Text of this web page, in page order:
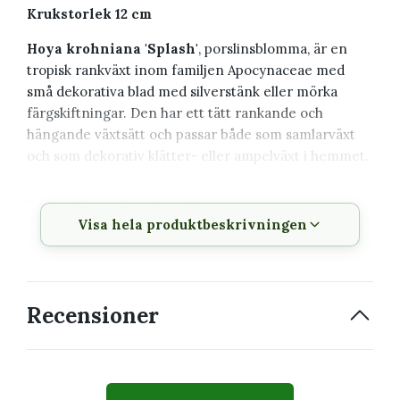
Krukstorlek 12 cm
Hoya krohniana 'Splash', porslinsblomma, är en
tropisk rankväxt inom familjen Apocynaceae med
små dekorativa blad med silverstänk eller mörka
färgskiftningar. Den har ett tätt rankande och
hängande växtsätt och passar både som samlarväxt
och som dekorativ klätter- eller ampelväxt i hemmet.
Växtbeskrivning
Svenskt namn
Krukstorlek 12 cm
Visa hela produktbeskrivningen
Recensioner